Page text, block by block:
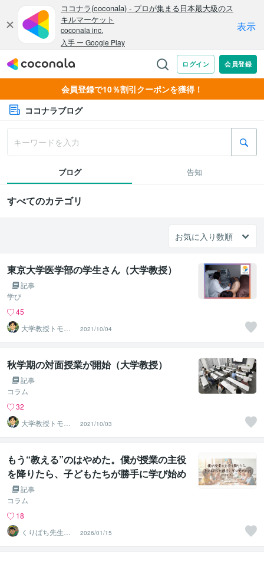
会員登録で10％割引クーポンを獲得！
ココナラブログ
ブログ 告知
すべてのカテゴリ
東京大学医学部の学生さん（大学教授）
記事
学び
45
大学教授トモ｜
元東大教員
2021/10/04
秋学期の対面授業が開始（大学教授）
記事
コラム
32
大学教授トモ｜
元東大教員
2021/10/03
もう“教える”のはやめた。僕が授業の主役
を降りたら、子どもたちが勝手に学び始め
た話。
記事
コラム
18
くりぱち先生＠
全学年担任・２
０年経験
2026/01/15